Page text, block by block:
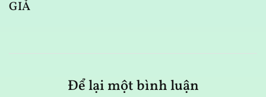
GIẢ
Để lại một bình luận